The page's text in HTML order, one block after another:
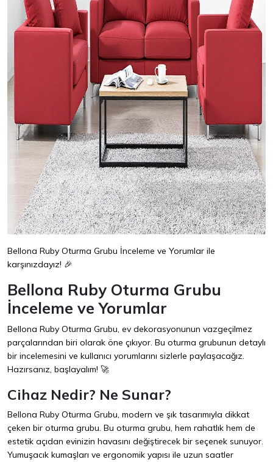
Bellona Ruby Oturma Grubu İnceleme ve Yorumlar ile
karşınızdayız! 🎉
Bellona Ruby Oturma Grubu
İnceleme ve Yorumlar
Bellona Ruby Oturma Grubu, ev dekorasyonunun vazgeçilmez
parçalarından biri olarak öne çıkıyor. Bu oturma grubunun detaylı
bir incelemesini ve kullanıcı yorumlarını sizlerle paylaşacağız.
Hazırsanız, başlayalım! 🚀
Cihaz Nedir? Ne Sunar?
Bellona Ruby Oturma Grubu, modern ve şık tasarımıyla dikkat
çeken bir oturma grubu. Bu oturma grubu, hem rahatlık hem de
estetik açıdan evinizin havasını değiştirecek bir seçenek sunuyor.
Yumuşacık kumaşları ve ergonomik yapısı ile uzun saatler